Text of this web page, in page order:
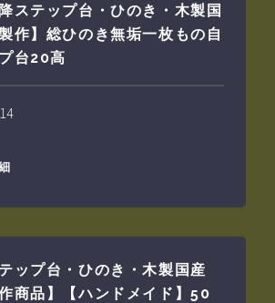
ステップ台・ひのき・木製国
作】総ひのき無垢一枚もの自
台20高
ップ台・ひのき・木製国産
作商品】【ハンドメイド】50